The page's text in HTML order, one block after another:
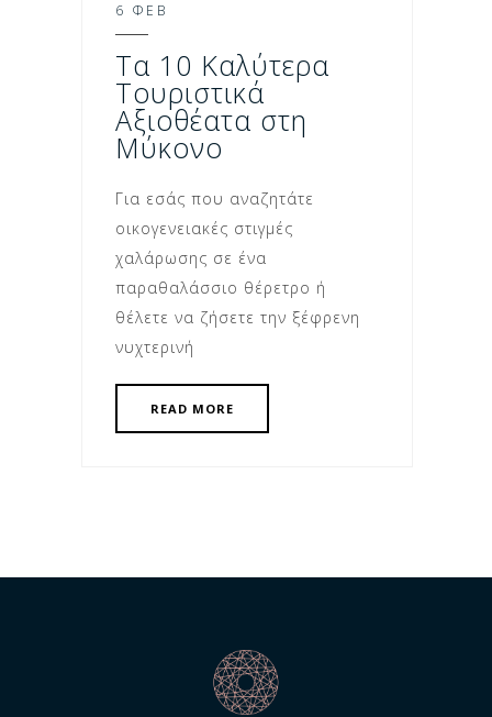
6 ΦΕΒ
Τα 10 Καλύτερα
Τουριστικά
Αξιοθέατα στη
Μύκονο
Για εσάς που αναζητάτε
οικογενειακές στιγμές
χαλάρωσης σε ένα
παραθαλάσσιο θέρετρο ή
θέλετε να ζήσετε την ξέφρενη
νυχτερινή
READ MORE